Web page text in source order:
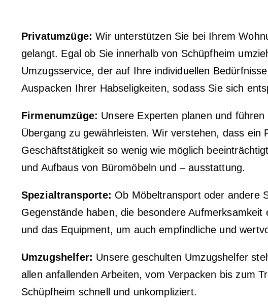
Privatumzüge: Wir unterstützen Sie bei Ihrem
gelangt. Egal ob Sie innerhalb von Schüpfheim
Umzugsservice, der auf Ihre individuellen
Auspacken Ihrer Habseligkeiten, sodass Sie sich
Firmenumzüge: Unsere Experten planen und
Übergang zu gewährleisten. Wir verstehen, dass
Geschäftstätigkeit so wenig wie möglich
und Aufbaus von Büromöbeln und – ausstattung.
Spezialtransporte: Ob Möbeltransport oder andere
Gegenstände haben, die besondere
und das Equipment, um auch empfindliche und
Umzugshelfer: Unsere geschulten Umzugshelfer
allen anfallenden Arbeiten, vom Verpacken bis zum
Schüpfheim schnell und unkompliziert.